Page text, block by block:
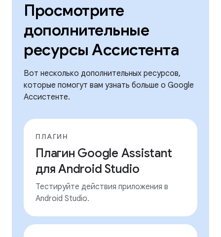
Просмотрите
дополнительные
ресурсы Ассистента
Вот несколько дополнительных ресурсов,
которые помогут вам узнать больше о Google
Ассистенте.
ПЛАГИН
Плагин Google Assistant
для Android Studio
Тестируйте действия приложения в
Android Studio.